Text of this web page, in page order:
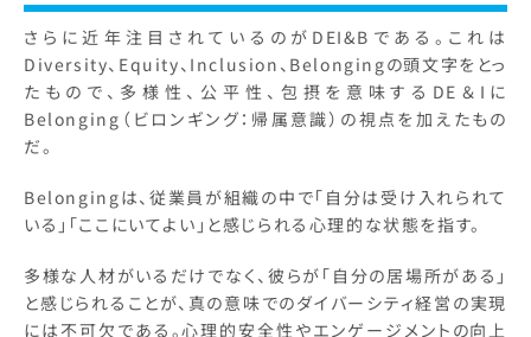
さらに近年注目されているのがDEI&Bである。これは
Diversity、Equity、Inclusion、Belongingの頭文字をとっ
たもので、多様性、公平性、包摂を意味するDE＆Iに
Belonging（ビロンギング：帰属意識）の視点を加えたもの
だ。
Belongingは、従業員が組織の中で「自分は受け入れられて
いる」「ここにいてよい」と感じられる心理的な状態を指す。
多様な人材がいるだけでなく、彼らが「自分の居場所がある」
と感じられることが、真の意味でのダイバーシティ経営の実現
には不可欠である。心理的安全性やエンゲージメントの向上